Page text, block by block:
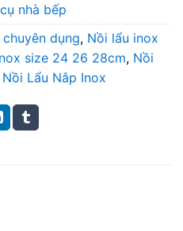
nhà bếp
dụng, Nồi lẩu inox
size 24 26 28cm, Nồi
Nồi Lẩu Nắp Inox